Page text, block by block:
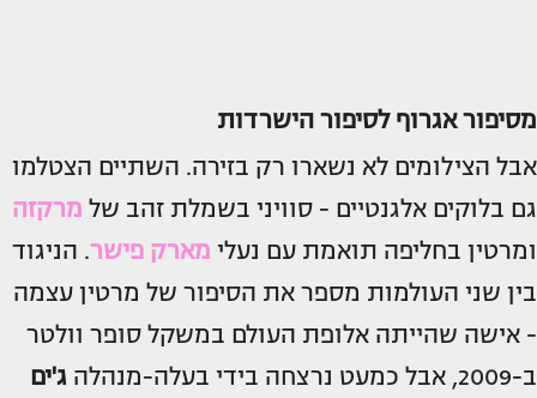
מסיפור אגרוף לסיפור הישרדות
אבל הצילומים לא נשארו רק בזירה. השתיים הצטלמו
גם בלוקים אלגנטיים - סוויני בשמלת זהב של מרקזה
ומרטין בחליפה תואמת עם נעלי מארק פישר. הניגוד
בין שני העולמות מספר את הסיפור של מרטין עצמה
- אישה שהייתה אלופת העולם במשקל סופר וולטר
ב-2009, אבל כמעט נרצחה בידי בעלה-מנהלה
ג'ים